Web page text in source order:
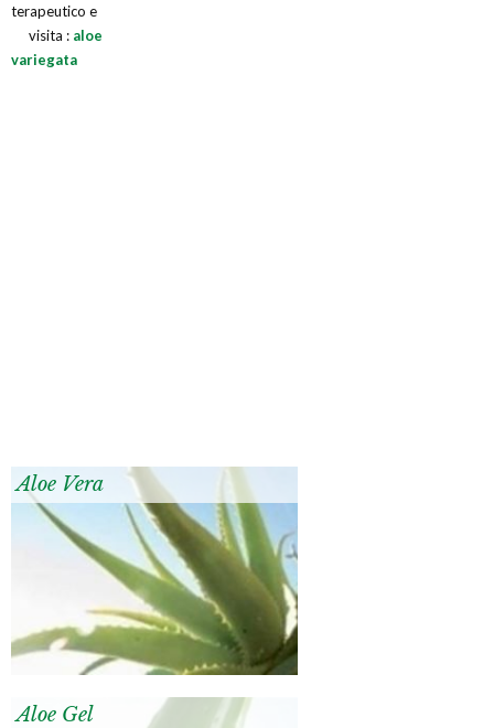
terapeutico e
visita : aloe
variegata
Aloe Vera
Aloe Gel